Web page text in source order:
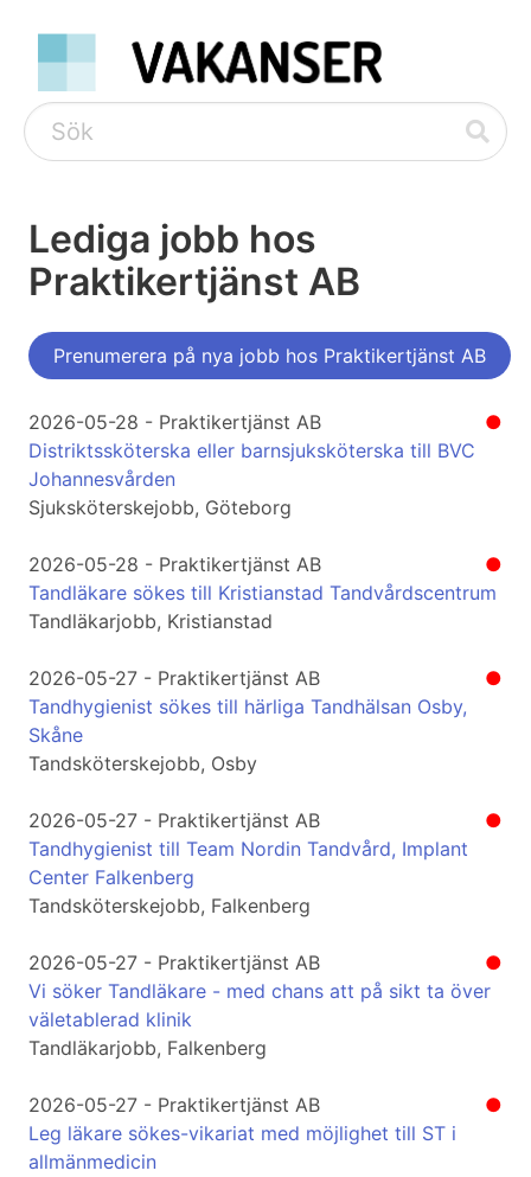
Lediga jobb hos
Praktikertjänst AB
Prenumerera på nya jobb hos Praktikertjänst AB
●
2026-05-28 - Praktikertjänst AB
Distriktssköterska eller barnsjuksköterska till BVC
Johannesvården
Sjuksköterskejobb, Göteborg
●
2026-05-28 - Praktikertjänst AB
Tandläkare sökes till Kristianstad Tandvårdscentrum
Tandläkarjobb, Kristianstad
●
2026-05-27 - Praktikertjänst AB
Tandhygienist sökes till härliga Tandhälsan Osby,
Skåne
Tandsköterskejobb, Osby
●
2026-05-27 - Praktikertjänst AB
Tandhygienist till Team Nordin Tandvård, Implant
Center Falkenberg
Tandsköterskejobb, Falkenberg
●
2026-05-27 - Praktikertjänst AB
Vi söker Tandläkare - med chans att på sikt ta över
väletablerad klinik
Tandläkarjobb, Falkenberg
●
2026-05-27 - Praktikertjänst AB
Leg läkare sökes-vikariat med möjlighet till ST i
allmänmedicin